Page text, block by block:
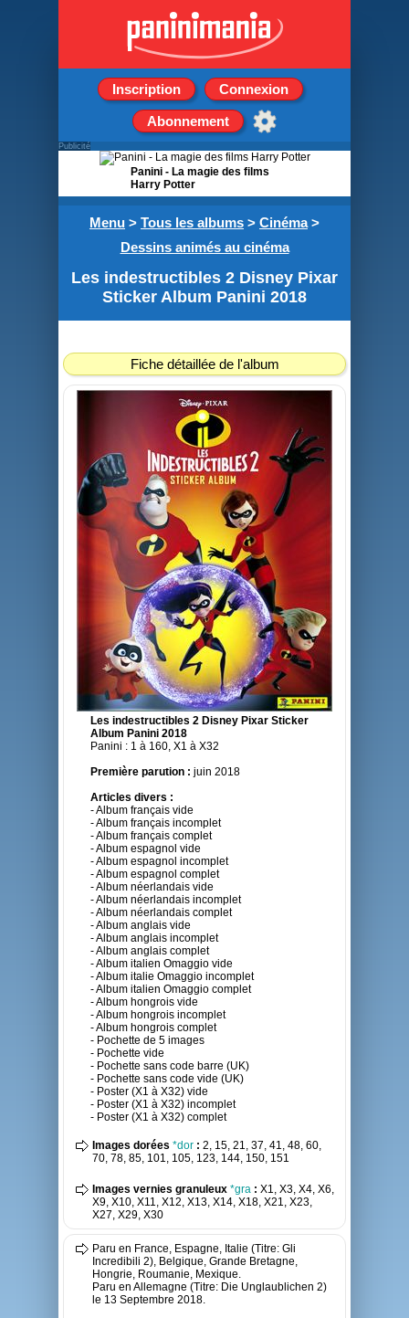
Inscription Connexion
Abonnement
Menu > Tous les albums > Cinéma>
Dessins animés au cinéma
Les indestructibles 2 Disney Pixar
Sticker Album Panini 2018
Fiche détaillée de l'album
Les indestructibles 2 Disney Pixar Sticker
Album Panini 2018
Panini : 1 à 160, X1 à X32
Première parution : juin 2018
Articles divers :
- Album français vide
- Album français incomplet
- Album français complet
- Album espagnol vide
- Album espagnol incomplet
- Album espagnol complet
- Album néerlandais vide
- Album néerlandais incomplet
- Album néerlandais complet
- Album anglais vide
- Album anglais incomplet
- Album anglais complet
- Album italien Omaggio vide
- Album italie Omaggio incomplet
- Album italien Omaggio complet
- Album hongrois vide
- Album hongrois incomplet
- Album hongrois complet
- Pochette de 5 images
- Pochette vide
- Pochette sans code barre (UK)
- Pochette sans code vide (UK)
- Poster (X1 à X32) vide
- Poster (X1 à X32) incomplet
- Poster (X1 à X32) complet
Images dorées *dor : 2, 15, 21, 37, 41, 48, 60,
70, 78, 85, 101, 105, 123, 144, 150, 151
Images vernies granuleux *gra : X1, X3, X4, X6,
X9, X10, X11, X12, X13, X14, X18, X21, X23,
X27, X29, X30
Paru en France, Espagne, Italie (Titre: Gli
Incredibili 2), Belgique, Grande Bretagne,
Hongrie, Roumanie, Mexique.
Paru en Allemagne (Titre: Die Unglaublichen 2)
le 13 Septembre 2018.
Publicité
Panini - La magie des films
Harry Potter
stickers + 1 carte